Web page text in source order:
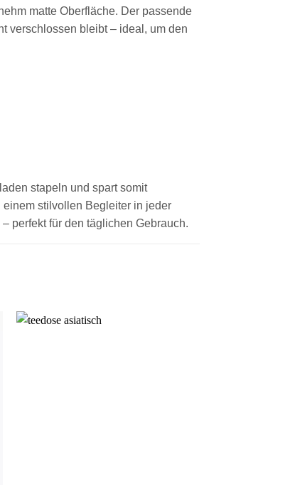
matte Oberfläche. Der passende
verschlossen bleibt – ideal, um den
stapeln und spart somit
stilvollen Begleiter in jeder
perfekt für den täglichen Gebrauch.